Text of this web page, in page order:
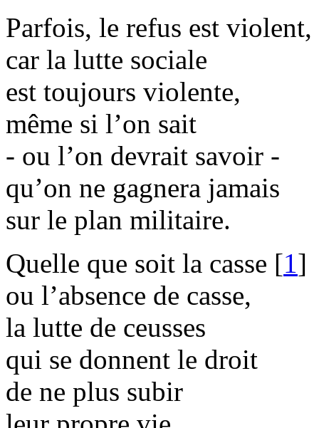
Parfois, le refus est violent,
car la lutte sociale
est toujours violente,
même si l’on sait
- ou l’on devrait savoir -
qu’on ne gagnera jamais
sur le plan militaire.
Quelle que soit la casse [1]
ou l’absence de casse,
la lutte de ceusses
qui se donnent le droit
de ne plus subir